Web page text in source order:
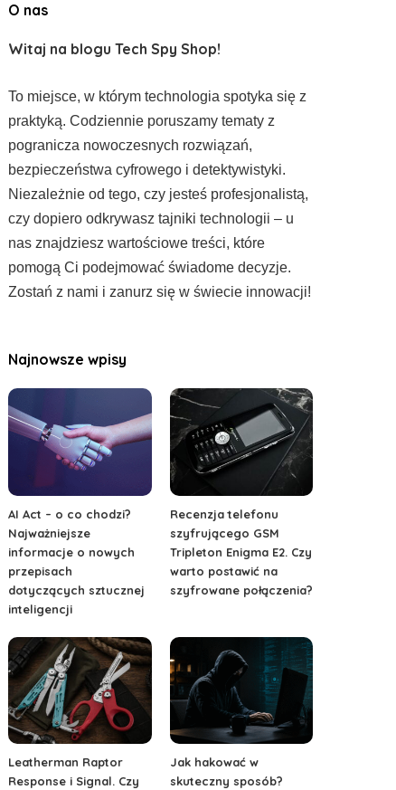
O nas
Witaj na blogu Tech Spy Shop!
To miejsce, w którym technologia spotyka się z
praktyką. Codziennie poruszamy tematy z
pogranicza nowoczesnych rozwiązań,
bezpieczeństwa cyfrowego i detektywistyki.
Niezależnie od tego, czy jesteś profesjonalistą,
czy dopiero odkrywasz tajniki technologii – u
nas znajdziesz wartościowe treści, które
pomogą Ci podejmować świadome decyzje.
Zostań z nami i zanurz się w świecie innowacji!
Najnowsze wpisy
AI Act – o co chodzi?
Najważniejsze
informacje o nowych
przepisach
dotyczących sztucznej
inteligencji
Recenzja telefonu
szyfrującego GSM
Tripleton Enigma E2. Czy
warto postawić na
szyfrowane połączenia?
Leatherman Raptor
Response i Signal. Czy
Jak hakować w
skuteczny sposób?